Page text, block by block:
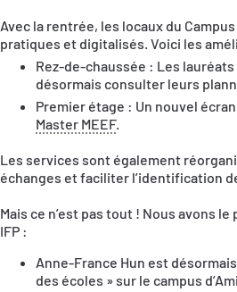
Avec la rentrée, les locaux du
pratiques et digitalisés. Voici les
Rez-de-chaussée : Les
désormais consulter leurs
Premier étage : Un nouvel
Master MEEF.
Les services sont également
échanges et faciliter l’identification
Mais ce n’est pas tout ! Nous avons
IFP :
Anne-France Hun est
des écoles » sur le campus